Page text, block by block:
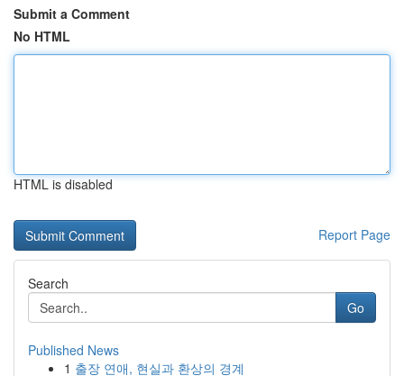
Submit a Comment
No HTML
HTML is disabled
Report Page
Search
Go
Published News
1 출장 연애, 현실과 환상의 경계